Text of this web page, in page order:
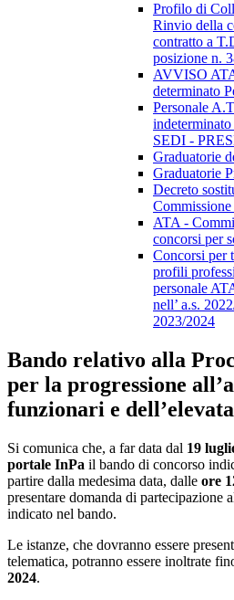
Profilo di
Rinvio della
contratto a
posizione n.
AVVISO
determinato
Personale
SEDI -
Graduatorie
Graduatorie
Decreto
ATA -
concorsi per
Concorsi per
profili
personale
nell’ a.s.
2023/2024
Bando relativo alla
per la progressione
funzionari e
Si comunica che, a far data dal 19
portale InPa il bando di concorso
partire dalla medesima data, dalle ore
presentare domanda di partecipazione
indicato nel bando.
Le istanze, che dovranno essere
telematica, potranno essere inoltrate
2024.